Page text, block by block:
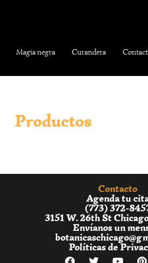
Magia negra Curandera
Productos
Contacto
Agenda tu
(773) 372-
3151 W. 26th St
Envíanos un
Políticas de